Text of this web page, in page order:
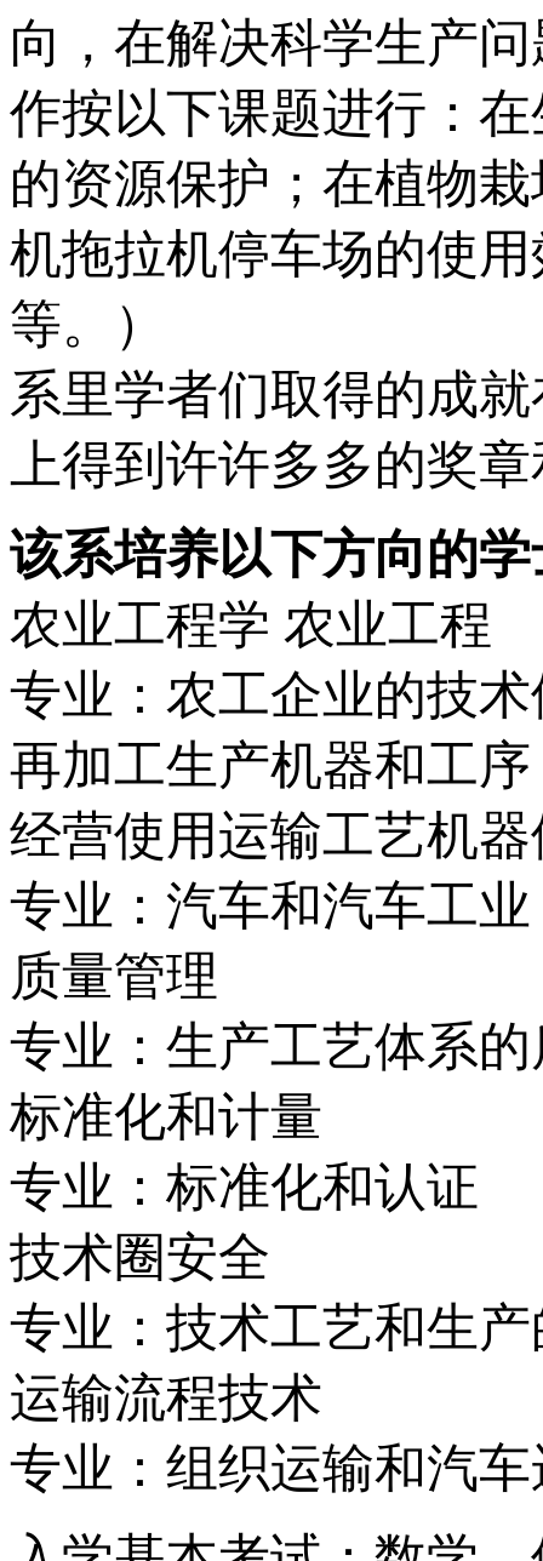
向，在解决科学生产
作按以下课题进行：
的资源保护；在植物
机拖拉机停车场的使
等。）
系里学者们取得的成
上得到许许多多的奖
该系培养以下方向的
农业工程学 农业工程
专业：农工企业的技
再加工生产机器和工序
经营使用运输工艺机
专业：汽车和汽车工业
质量管理
专业：生产工艺体系
标准化和计量
专业：标准化和认证
技术圈安全
专业：技术工艺和生
运输流程技术
专业：组织运输和汽